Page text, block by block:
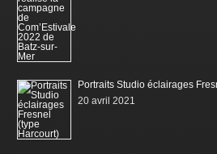
Portraits Studio éclairages
20 avril 2021